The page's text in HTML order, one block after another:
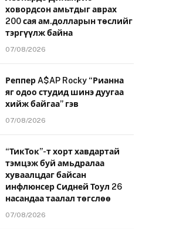
ховордсон амьтдыг аврах
200 сая ам.долларын төслийг
тэргүүлж байна
07/08/2026
Реппер A$AP Rocky “Рианна
яг одоо студид шинэ дуугаа
хийж байгаа” гэв
07/08/2026
“ТикТок”-т хорт хавдартай
тэмцэж буй амьдралаа
хуваалцдаг байсан
инфлюнсер Сидней Тоул 26
насандаа таалал төгслөө
07/08/2026